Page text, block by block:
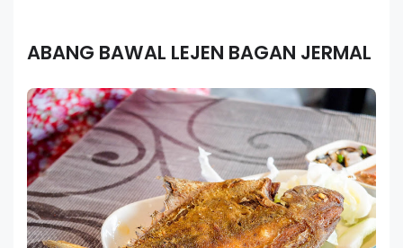
ABANG BAWAL LEJEN BAGAN JERMAL